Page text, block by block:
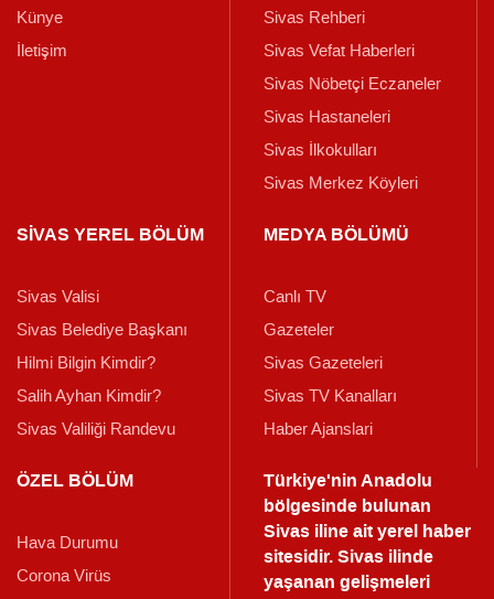
Künye
İletişim
Sivas Rehberi
Sivas Vefat Haberleri
Sivas Nöbetçi Eczaneler
Sivas Hastaneleri
Sivas İlkokulları
Sivas Merkez Köyleri
SİVAS YEREL BÖLÜM
Sivas Valisi
Sivas Belediye Başkanı
Hilmi Bilgin Kimdir?
Salih Ayhan Kimdir?
Sivas Valiliği Randevu
MEDYA BÖLÜMÜ
Canlı TV
Gazeteler
Sivas Gazeteleri
Sivas TV Kanalları
Haber Ajanslari
ÖZEL BÖLÜM
Hava Durumu
Corona Virüs
Türkiye'nin Anadolu
bölgesinde bulunan
Sivas iline ait yerel haber
sitesidir. Sivas ilinde
yaşanan gelişmeleri